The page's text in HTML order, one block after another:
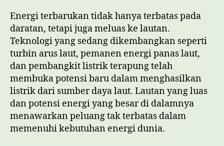
Energi terbarukan tidak hanya terbatas pada
daratan, tetapi juga meluas ke lautan.
Teknologi yang sedang dikembangkan seperti
turbin arus laut, pemanen energi panas laut,
dan pembangkit listrik terapung telah
membuka potensi baru dalam menghasilkan
listrik dari sumber daya laut. Lautan yang luas
dan potensi energi yang besar di dalamnya
menawarkan peluang tak terbatas dalam
memenuhi kebutuhan energi dunia.